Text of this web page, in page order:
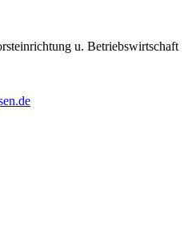
u. Betriebswirtschaft